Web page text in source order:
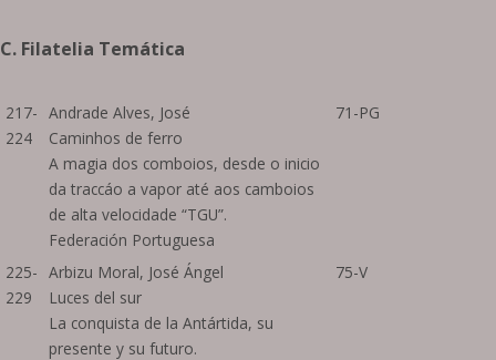
C. Filatelia Temática
217-
224
Andrade Alves, José
Caminhos de ferro
A magia dos comboios, desde o inicio
da traccáo a vapor até aos camboios
de alta velocidade “TGU”.
Federación Portuguesa
71-PG
225-
229
Arbizu Moral, José Ángel
Luces del sur
La conquista de la Antártida, su
presente y su futuro.
75-V